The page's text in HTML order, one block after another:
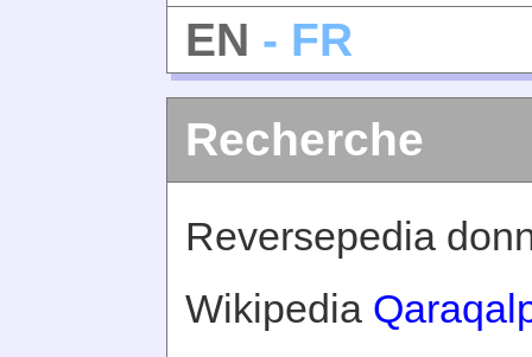
EN - FR
Recherche
Reversepedia
Wikipedia